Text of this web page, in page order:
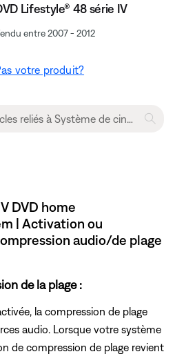
Lifestyle® 48 série IV
entre 2007 - 2012
votre produit?
DVD home
| Activation ou
audio/de plage
de la plage :
la compression de plage
audio. Lorsque votre système
de compression de plage revient